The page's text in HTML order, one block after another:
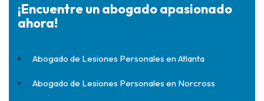
¡Encuentre un abogado apasionado
ahora!
Abogado de Lesiones Personales en Atlanta
Abogado de Lesiones Personales en Norcross